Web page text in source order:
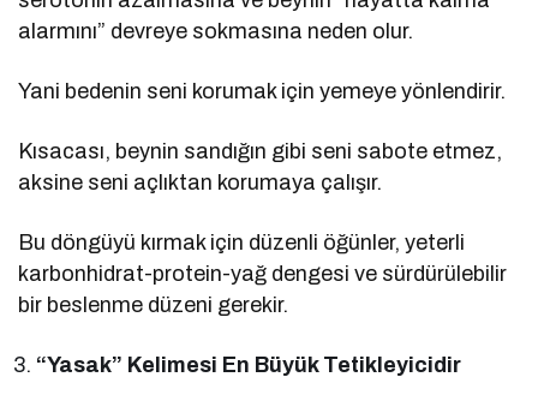
alarmını” devreye sokmasına neden olur.
Yani bedenin seni korumak için yemeye yönlendirir.
Kısacası, beynin sandığın gibi seni sabote etmez,
aksine seni açlıktan korumaya çalışır.
Bu döngüyü kırmak için düzenli öğünler, yeterli
karbonhidrat-protein-yağ dengesi ve sürdürülebilir
bir beslenme düzeni gerekir.
“Yasak” Kelimesi En Büyük Tetikleyicidir